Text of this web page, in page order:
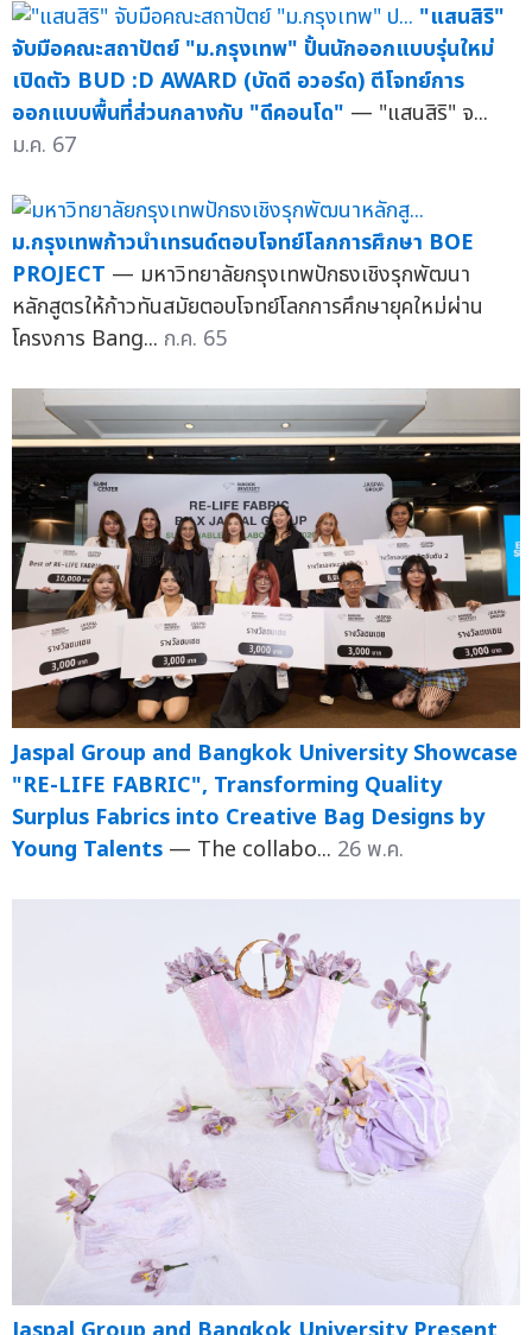
"แสนสิริ"
จับมือคณะสถาปัตย์ "ม.กรุงเทพ" ปั้นนักออกแบบรุ่นใหม่
เปิดตัว BUD :D AWARD (บัดดี อวอร์ด) ตีโจทย์การ
ออกแบบพื้นที่ส่วนกลางกับ "ดีคอนโด" — "แสนสิริ" จ...
ม.ค. 67
ม.กรุงเทพก้าวนำเทรนด์ตอบโจทย์โลกการศึกษา BOE
PROJECT — มหาวิทยาลัยกรุงเทพปักธงเชิงรุกพัฒนา
หลักสูตรให้ก้าวทันสมัยตอบโจทย์โลกการศึกษายุคใหม่ผ่าน
โครงการ Bang... ก.ค. 65
Jaspal Group and Bangkok University Showcase
"RE-LIFE FABRIC", Transforming Quality
Surplus Fabrics into Creative Bag Designs by
Young Talents — The collabo... 26 พ.ค.